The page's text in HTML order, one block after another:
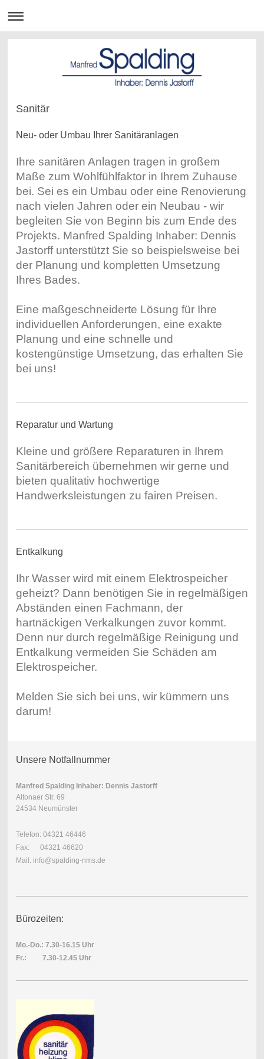
Sanitär
Neu- oder Umbau Ihrer Sanitäranlagen
Ihre sanitären Anlagen tragen in großem
Maße zum Wohlfühlfaktor in Ihrem Zuhause
bei. Sei es ein Umbau oder eine Renovierung
nach vielen Jahren oder ein Neubau - wir
begleiten Sie von Beginn bis zum Ende des
Projekts. Manfred Spalding Inhaber: Dennis
Jastorff unterstützt Sie so beispielsweise bei
der Planung und kompletten Umsetzung
Ihres Bades.
Eine maßgeschneiderte Lösung für Ihre
individuellen Anforderungen, eine exakte
Planung und eine schnelle und
kostengünstige Umsetzung, das erhalten Sie
bei uns!
Reparatur und Wartung
Kleine und größere Reparaturen in Ihrem
Sanitärbereich übernehmen wir gerne und
bieten qualitativ hochwertige
Handwerksleistungen zu fairen Preisen.
Entkalkung
Ihr Wasser wird mit einem Elektrospeicher
geheizt? Dann benötigen Sie in regelmäßigen
Abständen einen Fachmann, der
hartnäckigen Verkalkungen zuvor kommt.
Denn nur durch regelmäßige Reinigung und
Entkalkung vermeiden Sie Schäden am
Elektrospeicher.
Melden Sie sich bei uns, wir kümmern uns
darum!
Unsere Notfallnummer
Manfred Spalding Inhaber: Dennis Jastorff
Altonaer Str. 69
24534 Neumünster
Telefon: 04321 46446
Fax: 04321 46620
Mail: info@spalding-nms.de
Bürozeiten:
Mo.-Do.: 7.30-16.15 Uhr
Fr.: 7.30-12.45 Uhr